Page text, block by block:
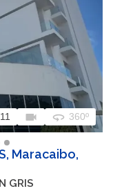
videocam 360 360º
Maracaibo,
GRIS